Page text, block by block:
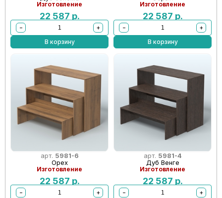
Изготовление
22 587 р.
−
+
В корзину
Изготовление
22 587 р.
−
+
В корзину
арт. 5981-6
Орех
Изготовление
22 587 р.
−
+
арт. 5981-4
Дуб Венге
Изготовление
22 587 р.
−
+